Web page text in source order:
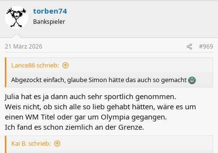
k
e
n
torben74
Bankspieler
21 März 2026 #969
Lance86 schrieb:
Abgezockt einfach, glaube Simon hätte das auch so gemacht
Julia hat es ja dann auch sehr sportlich genommen.
Weis nicht, ob sich alle so lieb gehabt hätten, wäre es um
einen WM Titel oder gar um Olympia gegangen.
Ich fand es schon ziemlich an der Grenze.
Kai B. schrieb: